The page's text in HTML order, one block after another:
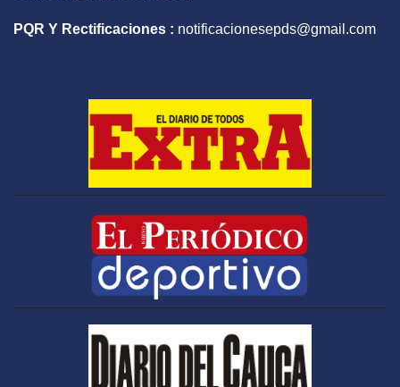
PQR Y Rectificaciones : notificacionesepds@gmail.com